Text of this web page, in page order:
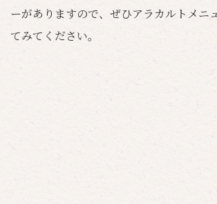
ーがありますので、ぜひアラカルトメニ
てみてください。